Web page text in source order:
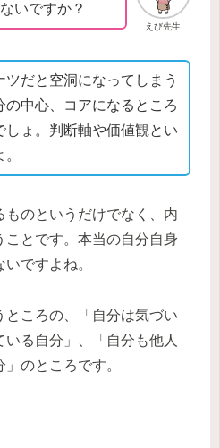
えび先生
いですか？
ツだと空洞になってしまう
の中心、コアになるところ
しょ。判断軸や価値観とい
ものというだけでなく、内
とです。本当の自分自身
ですよね。
ところの、「自分は気づい
る自分」、「自分も他人
のところです。